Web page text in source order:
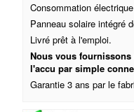
Consommation
Panneau solaire intégré
Livré prêt à l'emploi.
Nous vous fournissons
l'accu par simple
Garantie 3 ans par le